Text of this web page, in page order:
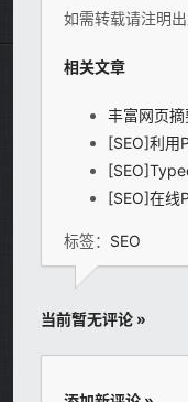
如需转载请注明出
相关文章
丰富网页
[SEO]利用
[SEO]在线
标签： SEO
当前暂无评论 »